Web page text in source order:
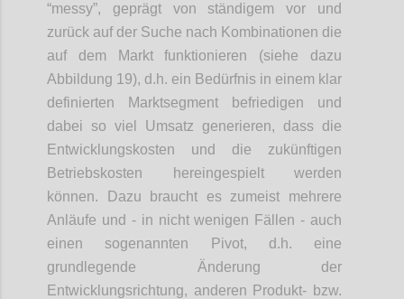
“messy”, geprägt von ständigem vor und
zurück auf der Suche nach Kombinationen die
auf dem Markt funktionieren (siehe dazu
Abbildung 19), d.h. ein Bedürfnis in einem klar
definierten Marktsegment befriedigen und
dabei so viel Umsatz generieren, dass die
Entwicklungskosten und die zukünftigen
Betriebskosten hereingespielt werden
können. Dazu braucht es zumeist mehrere
Anläufe und - in nicht wenigen Fällen - auch
einen sogenannten Pivot, d.h. eine
grundlegende Änderung der
Entwicklungsrichtung, anderen Produkt- bzw.